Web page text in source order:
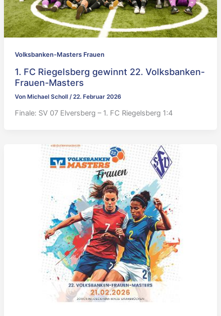
Volksbanken-Masters Frauen
1. FC Riegelsberg gewinnt 22. Volksbanken-
Frauen-Masters
Von Michael Scholl /22. Februar 2026
Finale: SV 07 Elversberg – 1. FC Riegelsberg 1:4